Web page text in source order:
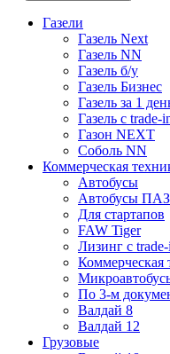
Газели
Газель Next
Газель NN
Газель б/у
Газель Бизнес
Газель за 1
Газель с trade-
Газон NEXT
Соболь NN
Коммерческая
Автобусы
Автобусы ПАЗ
Для стартапов
FAW Tiger
Лизинг с
Коммерческая
По 3-м
Валдай 8
Валдай 12
Грузовые